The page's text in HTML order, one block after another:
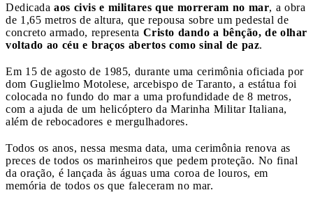
Dedicada aos civis e militares que morreram no mar, a obra
de 1,65 metros de altura, que repousa sobre um pedestal de
concreto armado, representa Cristo dando a bênção, de olhar
voltado ao céu e braços abertos como sinal de paz.
Em 15 de agosto de 1985, durante uma cerimônia oficiada por
dom Guglielmo Motolese, arcebispo de Taranto, a estátua foi
colocada no fundo do mar a uma profundidade de 8 metros,
com a ajuda de um helicóptero da Marinha Militar Italiana,
além de rebocadores e mergulhadores.
Todos os anos, nessa mesma data, uma cerimônia renova as
preces de todos os marinheiros que pedem proteção. No final
da oração, é lançada às águas uma coroa de louros, em
memória de todos os que faleceram no mar.